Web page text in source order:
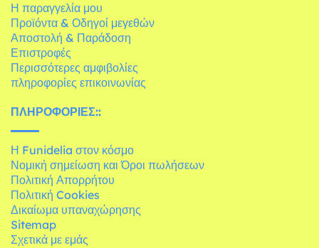
Η παραγγελία μου
Προϊόντα & Οδηγοί μεγεθών
Αποστολή & Παράδοση
Επιστροφές
Περισσότερες αμφιβολίες
πληροφορίες επικοινωνίας
ΠΛΗΡΟΦΟΡΊΕΣ::
Η Funidelia στον κόσμο
Νομική σημείωση και Όροι πωλήσεων
Πολιτική Απορρήτου
Πολιτική Cookies
Δικαίωμα υπαναχώρησης
Sitemap
Σχετικά με εμάς